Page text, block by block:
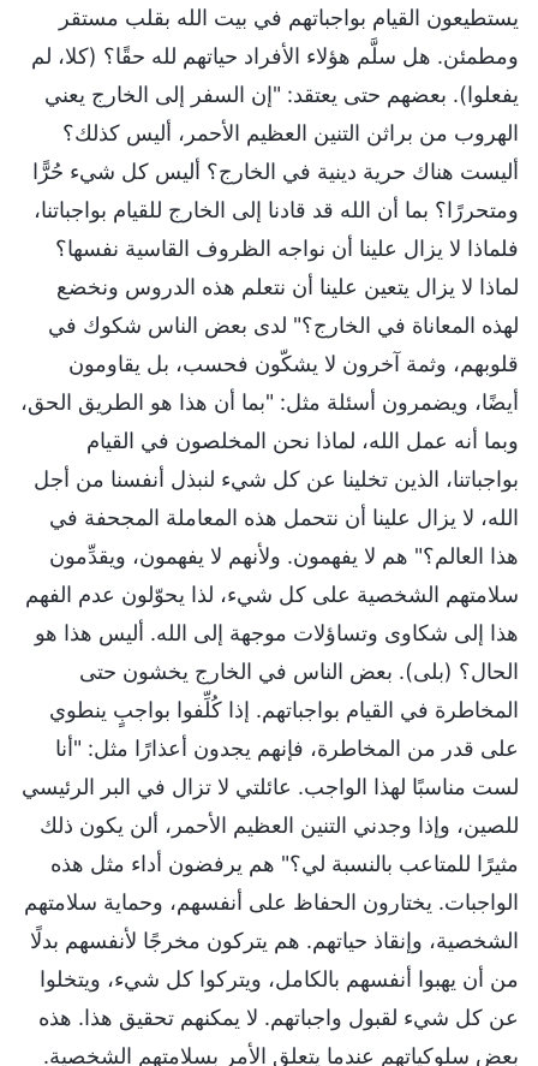
يستطيعون القيام بواجباتهم في بيت الله بقلب مستقر
ومطمئن. هل سلَّم هؤلاء الأفراد حياتهم لله حقًا؟ (كلا، لم
يفعلوا). بعضهم حتى يعتقد: "إن السفر إلى الخارج يعني
الهروب من براثن التنين العظيم الأحمر، أليس كذلك؟
أليست هناك حرية دينية في الخارج؟ أليس كل شيء حُرًّا
ومتحررًا؟ بما أن الله قد قادنا إلى الخارج للقيام بواجباتنا،
فلماذا لا يزال علينا أن نواجه الظروف القاسية نفسها؟
لماذا لا يزال يتعين علينا أن نتعلم هذه الدروس ونخضع
لهذه المعاناة في الخارج؟" لدى بعض الناس شكوك في
قلوبهم، وثمة آخرون لا يشكّون فحسب، بل يقاومون
أيضًا، ويضمرون أسئلة مثل: "بما أن هذا هو الطريق الحق،
وبما أنه عمل الله، لماذا نحن المخلصون في القيام
بواجباتنا، الذين تخلينا عن كل شيء لنبذل أنفسنا من أجل
الله، لا يزال علينا أن نتحمل هذه المعاملة المجحفة في
هذا العالم؟" هم لا يفهمون. ولأنهم لا يفهمون، ويقدِّمون
سلامتهم الشخصية على كل شيء، لذا يحوّلون عدم الفهم
هذا إلى شكاوى وتساؤلات موجهة إلى الله. أليس هذا هو
الحال؟ (بلى). بعض الناس في الخارج يخشون حتى
المخاطرة في القيام بواجباتهم. إذا كُلِّفوا بواجبٍ ينطوي
على قدر من المخاطرة، فإنهم يجدون أعذارًا مثل: "أنا
لست مناسبًا لهذا الواجب. عائلتي لا تزال في البر الرئيسي
للصين، وإذا وجدني التنين العظيم الأحمر، ألن يكون ذلك
مثيرًا للمتاعب بالنسبة لي؟" هم يرفضون أداء مثل هذه
الواجبات. يختارون الحفاظ على أنفسهم، وحماية سلامتهم
الشخصية، وإنقاذ حياتهم. هم يتركون مخرجًا لأنفسهم بدلًا
من أن يهبوا أنفسهم بالكامل، ويتركوا كل شيء، ويتخلوا
عن كل شيء لقبول واجباتهم. لا يمكنهم تحقيق هذا. هذه
بعض سلوكياتهم عندما يتعلق الأمر بسلامتهم الشخصية.